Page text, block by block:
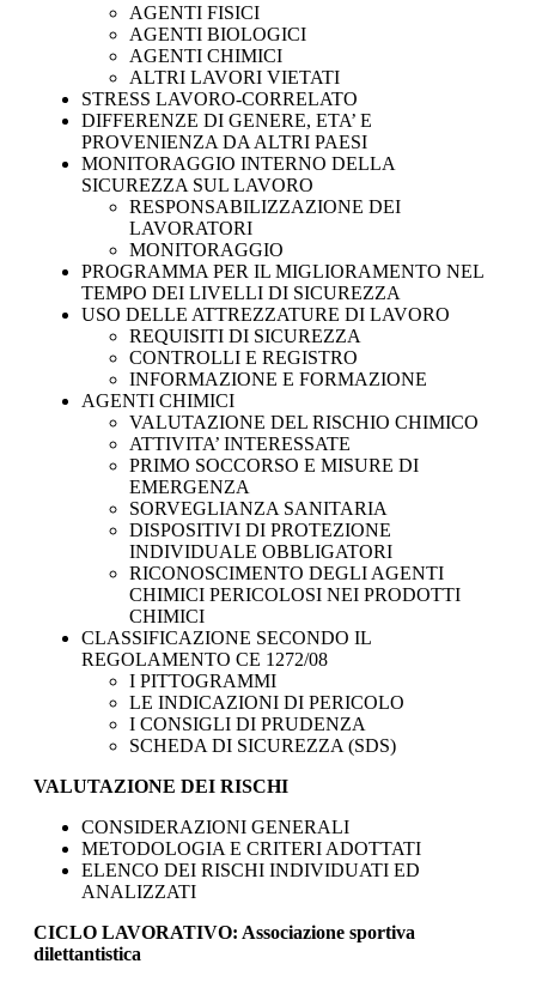
AGENTI FISICI
AGENTI BIOLOGICI
AGENTI CHIMICI
ALTRI LAVORI VIETATI
STRESS LAVORO-CORRELATO
DIFFERENZE DI GENERE, ETA’ E
PROVENIENZA DA ALTRI PAESI
MONITORAGGIO INTERNO DELLA
SICUREZZA SUL LAVORO
RESPONSABILIZZAZIONE DEI
LAVORATORI
MONITORAGGIO
PROGRAMMA PER IL MIGLIORAMENTO NEL
TEMPO DEI LIVELLI DI SICUREZZA
USO DELLE ATTREZZATURE DI LAVORO
REQUISITI DI SICUREZZA
CONTROLLI E REGISTRO
INFORMAZIONE E FORMAZIONE
AGENTI CHIMICI
VALUTAZIONE DEL RISCHIO CHIMICO
ATTIVITA’ INTERESSATE
PRIMO SOCCORSO E MISURE DI
EMERGENZA
SORVEGLIANZA SANITARIA
DISPOSITIVI DI PROTEZIONE
INDIVIDUALE OBBLIGATORI
RICONOSCIMENTO DEGLI AGENTI
CHIMICI PERICOLOSI NEI PRODOTTI
CHIMICI
CLASSIFICAZIONE SECONDO IL
REGOLAMENTO CE 1272/08
I PITTOGRAMMI
LE INDICAZIONI DI PERICOLO
I CONSIGLI DI PRUDENZA
SCHEDA DI SICUREZZA (SDS)
VALUTAZIONE DEI RISCHI
CONSIDERAZIONI GENERALI
METODOLOGIA E CRITERI ADOTTATI
ELENCO DEI RISCHI INDIVIDUATI ED
ANALIZZATI
CICLO LAVORATIVO: Associazione sportiva
dilettantistica